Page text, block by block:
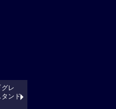
グレ
タンド